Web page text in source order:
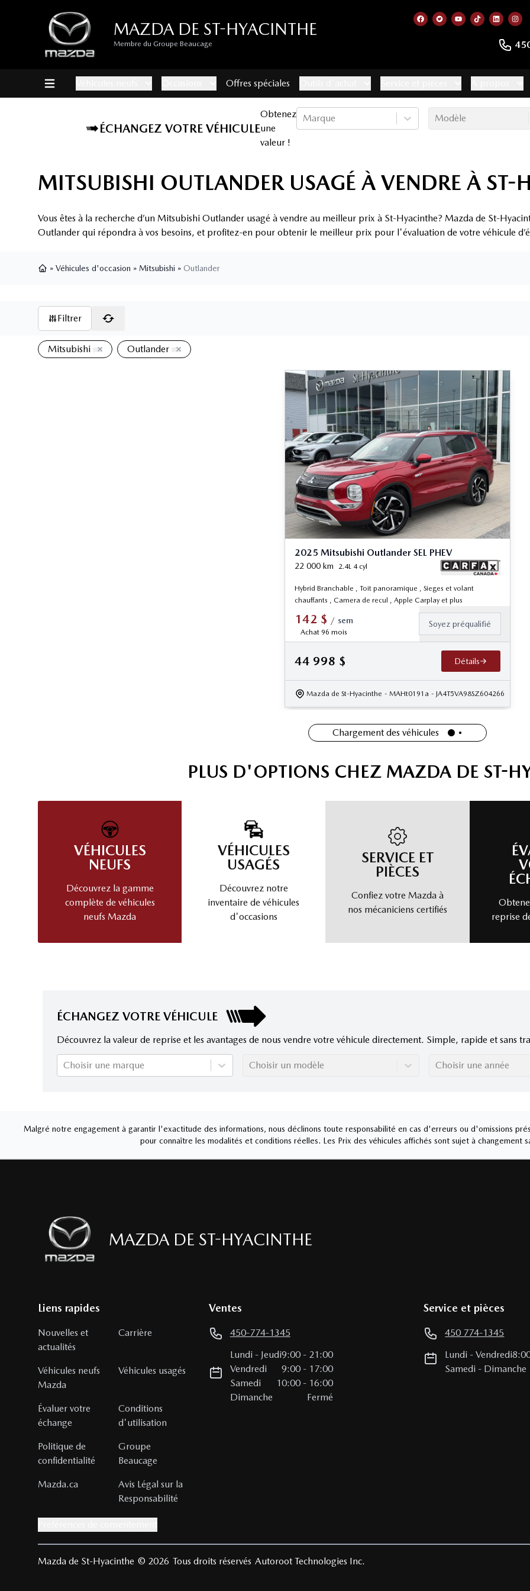
MAZDA DE ST-HYACINTHE
Membre du Groupe Beaucage
Lien vers notre page
Lien vers notre
Lien vers notre
Lien vers
Lien
Offres spéciales
ÉCHANGEZ VOTRE VÉHICULE
Obtenez
une
valeur !
Marque Modèle
MITSUBISHI OUTLANDER USAGÉ À VENDRE À ST-
Vous êtes à la recherche d’un Mitsubishi Outlander usagé à vendre au meilleur prix à St-Hyacinthe? Mazda de St-
Outlander qui répondra à vos besoins, et profitez-en pour obtenir le meilleur prix pour l'évaluation de votre véhicule
» Véhicules d'occasion » Mitsubishi » Outlander
Filtrer
Mitsubishi Outlander
2025 Mitsubishi Outlander SEL PHEV
22 000 km 2.4L 4 cyl
Hybrid Branchable , Toit panoramique , Sieges et volant
chauffants , Camera de recul , Apple Carplay et plus
142 $ / sem
Achat 96 mois
Soyez préqualifié
44 998 $ Détails
Mazda de St-Hyacinthe - MAHt0191a - JA4T5VA98SZ604266
Chargement des véhicules
PLUS D'OPTIONS CHEZ MAZDA DE ST-
VÉHICULES
NEUFS
Découvrez la gamme
complète de véhicules
neufs Mazda
VÉHICULES
USAGÉS
Découvrez notre
inventaire de véhicules
d'occasions
SERVICE ET
PIÈCES
Confiez votre Mazda à
nos mécaniciens certifiés
reprise
ÉCHANGEZ VOTRE VÉHICULE
Découvrez la valeur de reprise et les avantages de nous vendre votre véhicule directement. Simple, rapide et sans
Choisir une marque Choisir un modèle Choisir une année
Malgré notre engagement à garantir l'exactitude des informations, nous déclinons toute responsabilité en cas d'erreurs ou d'omissions
pour connaître les modalités et conditions réelles. Les Prix des véhicules affichés sont sujet à changement
MAZDA DE ST-HYACINTHE
Liens rapides
Nouvelles et
actualités
Carrière
Véhicules neufs
Mazda
Véhicules usagés
Évaluer votre
échange
Conditions
d'utilisation
Politique de
confidentialité
Groupe
Beaucage
Mazda.ca
Avis Légal sur la
Responsabilité
Ventes
450-774-1345
Lundi - Jeudi9:00- 21:00
Vendredi
9:00- 17:00
Samedi
10:00- 16:00
Dimanche
Fermé
Service et pièces
450 774-1345
Lundi -Vendredi
Samedi - Dimanche
Mazda de St-Hyacinthe © 2026 Tous droits réservés Autoroot Technologies Inc.